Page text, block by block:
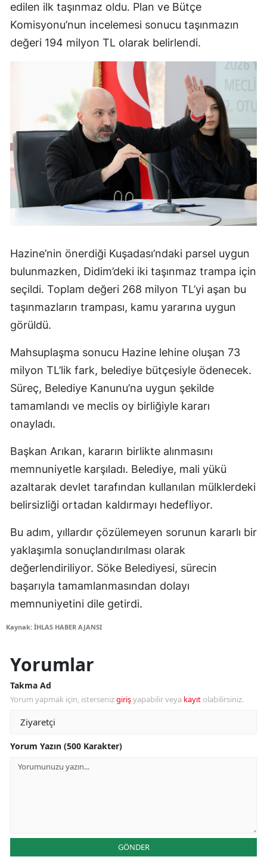
edilen ilk taşınmaz oldu. Plan ve Bütçe
Komisyonu’nun incelemesi sonucu taşınmazın
değeri 194 milyon TL olarak belirlendi.
Hazine’nin önerdiği Kuşadası’ndaki parsel uygun
bulunmazken, Didim’deki iki taşınmaz trampa için
seçildi. Toplam değeri 268 milyon TL’yi aşan bu
taşınmazların trampası, kamu yararına uygun
görüldü.
Mahsuplaşma sonucu Hazine lehine oluşan 73
milyon TL’lik fark, belediye bütçesiyle ödenecek.
Süreç, Belediye Kanunu’na uygun şekilde
tamamlandı ve meclis oy birliğiyle kararı
onayladı.
Başkan Arıkan, kararın birlikte alınmasını
memnuniyetle karşıladı. Belediye, mali yükü
azaltarak devlet tarafından kullanılan mülklerdeki
belirsizliği ortadan kaldırmayı hedefliyor.
Bu adım, yıllardır çözülemeyen sorunun kararlı bir
yaklaşımla sonuçlandırılması olarak
değerlendiriliyor. Söke Belediyesi, sürecin
başarıyla tamamlanmasından dolayı
memnuniyetini dile getirdi.
Kaynak: İHLAS HABER AJANSI
Yorumlar
Takma Ad
Yorum yapmak için, istersenizgirişyapabilir veya kayıt olabilirsiniz.
Yorum Yazın (500 Karakter)
GÖNDER